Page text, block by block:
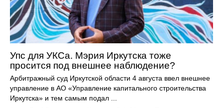
Упс для УКСа. Мэрия Иркутска тоже
просится под внешнее наблюдение?
Арбитражный суд Иркутской области 4 августа ввел внешнее
управление в АО «Управление капитального строительства
Иркутска» и тем самым подал ...